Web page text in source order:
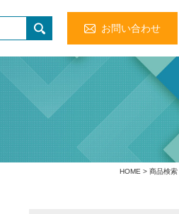
お問い合わせ
HOME > 商品検索